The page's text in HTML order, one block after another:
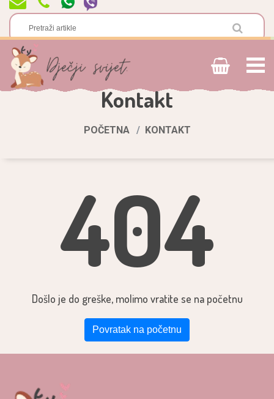
Kontakt
POČETNA KONTAKT
404
Došlo je do greške, molimo vratite se na početnu
Povratak na početnu